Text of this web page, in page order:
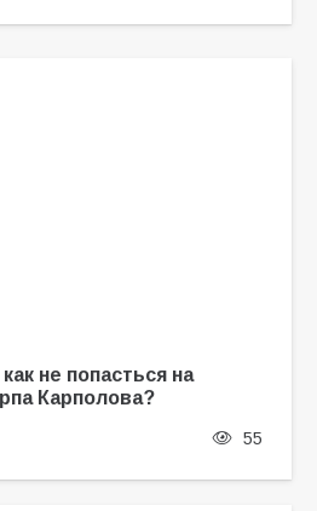
не попасться на
Карполова?
55